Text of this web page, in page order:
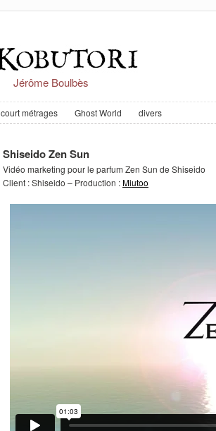
Jérôme Boulbès
court métrages Ghost World divers
Shiseido Zen Sun
Vidéo marketing pour le parfum Zen Sun de Shiseido
Client : Shiseido – Production :Miutoo